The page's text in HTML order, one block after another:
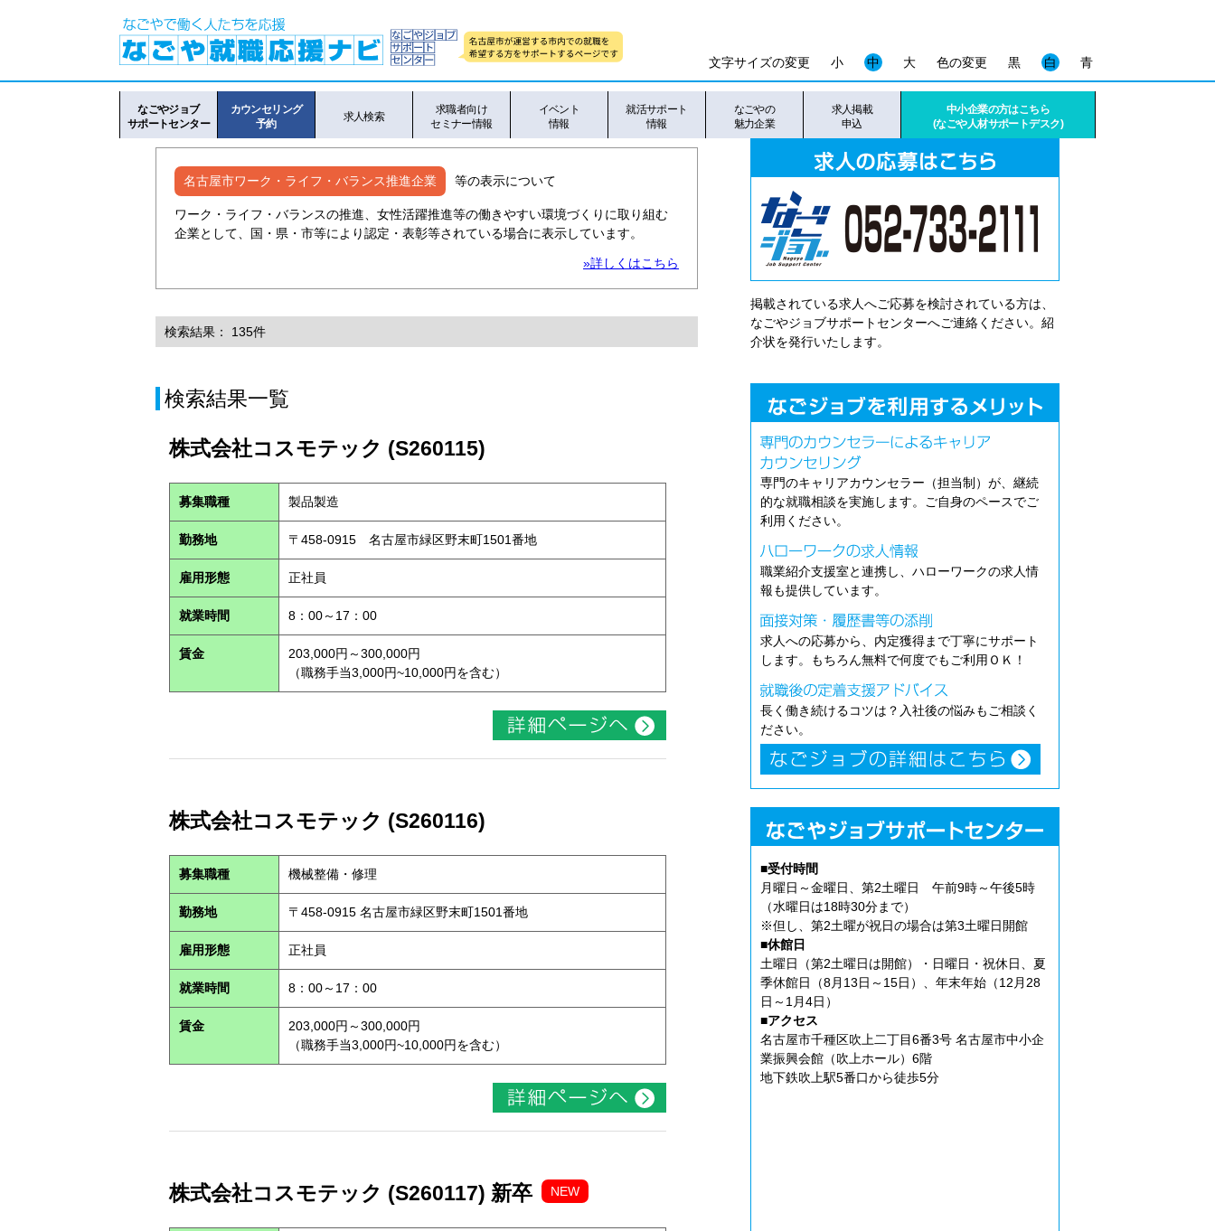
色の変更 黒 白 青
文字サイズの変更 小 中 大
なごやジョブ
サポートセンター
カウンセリング
予約
求人検索
求職者向け
セミナー情報
イベント
情報
就活サポート
情報
なごやの
魅力企業
求人掲載
申込
中小企業の方はこちら
(なごや人材サポートデスク)
名古屋市ワーク・ライフ・バランス推進企業 等の表示について
ワーク・ライフ・バランスの推進、女性活躍推進等の働きやすい環境づくりに取り組む
企業として、国・県・市等により認定・表彰等されている場合に表示しています。
»詳しくはこちら
検索結果： 135件
検索結果一覧
株式会社コスモテック (S260115)
募集職種 製品製造
勤務地 〒458-0915 名古屋市緑区野末町1501番地
雇用形態 正社員
就業時間 8：00～17：00
賃金
203,000円～300,000円
（職務手当3,000円~10,000円を含む）
株式会社コスモテック (S260116)
募集職種 機械整備・修理
勤務地 〒458-0915 名古屋市緑区野末町1501番地
雇用形態 正社員
就業時間 8：00～17：00
賃金
203,000円～300,000円
（職務手当3,000円~10,000円を含む）
株式会社コスモテック (S260117) 新卒 NEW
掲載されている求人へご応募を検討されている方は、
なごやジョブサポートセンターへご連絡ください。紹
介状を発行いたします。
専門のキャリアカウンセラー（担当制）が、継続
的な就職相談を実施します。ご自身のペースでご
利用ください。
職業紹介支援室と連携し、ハローワークの求人情
報も提供しています。
求人への応募から、内定獲得まで丁寧にサポート
します。もちろん無料で何度でもご利用ＯＫ！
長く働き続けるコツは？入社後の悩みもご相談く
ださい。
■受付時間
月曜日～金曜日、第2土曜日 午前9時～午後5時
（水曜日は18時30分まで）
※但し、第2土曜が祝日の場合は第3土曜日開館
■休館日
土曜日（第2土曜日は開館）・日曜日・祝休日、夏
季休館日（8月13日～15日）、年末年始（12月28
日～1月4日）
■アクセス
名古屋市千種区吹上二丁目6番3号 名古屋市中小企
業振興会館（吹上ホール）6階
地下鉄吹上駅5番口から徒歩5分